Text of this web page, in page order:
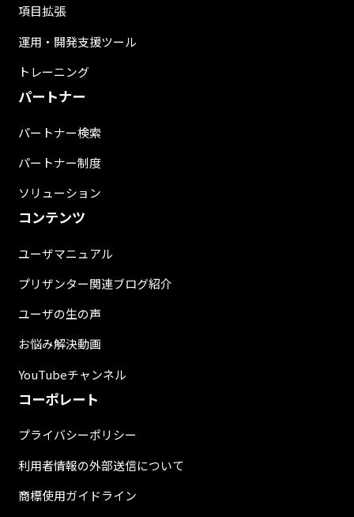
項目拡張
運用・開発支援ツール
トレーニング
パートナー
パートナー検索
パートナー制度
ソリューション
コンテンツ
ユーザマニュアル
プリザンター関連ブログ紹介
ユーザの生の声
お悩み解決動画
YouTubeチャンネル
コーポレート
プライバシーポリシー
利用者情報の外部送信について
商標使用ガイドライン